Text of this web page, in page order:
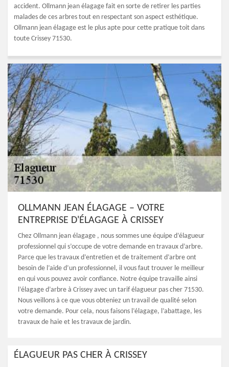
accident. Ollmann jean élagage fait en sorte de retirer les parties
malades de ces arbres tout en respectant son aspect esthétique.
Ollmann jean élagage est le plus apte pour cette pratique toit dans
toute Crissey 71530.
OLLMANN JEAN ÉLAGAGE – VOTRE
ENTREPRISE D'ÉLAGAGE À CRISSEY
Chez Ollmann jean élagage , nous sommes une équipe d’élagueur
professionnel qui s’occupe de votre demande en travaux d’arbre.
Parce que les travaux d’entretien et de traitement d’arbre ont
besoin de l’aide d’un professionnel, il vous faut trouver le meilleur
en qui vous pouvez avoir confiance. Notre équipe travaille ainsi
l’élagage d’arbre à Crissey avec un tarif élagueur pas cher 71530.
Nous veillons à ce que vous obteniez un travail de qualité selon
votre demande. Pour cela, nous faisons l’élagage, l’abattage, les
travaux de haie et les travaux de jardin.
ÉLAGUEUR PAS CHER À CRISSEY